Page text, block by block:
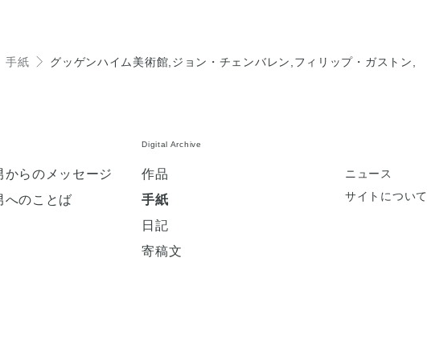
手紙 ＞
グッゲンハイム美術館,ジョン・チェンバレン,フィリップ・ガストン,
からのメッセージ
へのことば
Digital Archive
作品
手紙
日記
寄稿文
ニュース
サイトについて